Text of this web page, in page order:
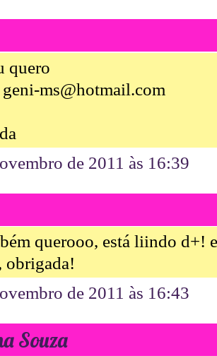
quero
ms@hotmail.com
de 2011 às 16:39
querooo, está liindo d+!
obrigada!
de 2011 às 16:43
Souza